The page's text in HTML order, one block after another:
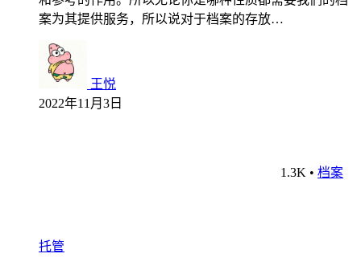
案为其提供服务，所以说对于档案的存放…
王悦
2022年11月3日
1.3K • 档案
托管